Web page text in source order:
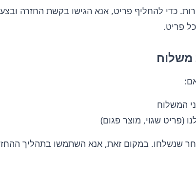
כדי להחליף פריט, אנא הגישו בקשת החזרה
פריט.
משלוח
המשלוח
(פריט שגוי, מוצר פגום)
שנשלחו. במקום זאת, אנא השתמשו בתהליך